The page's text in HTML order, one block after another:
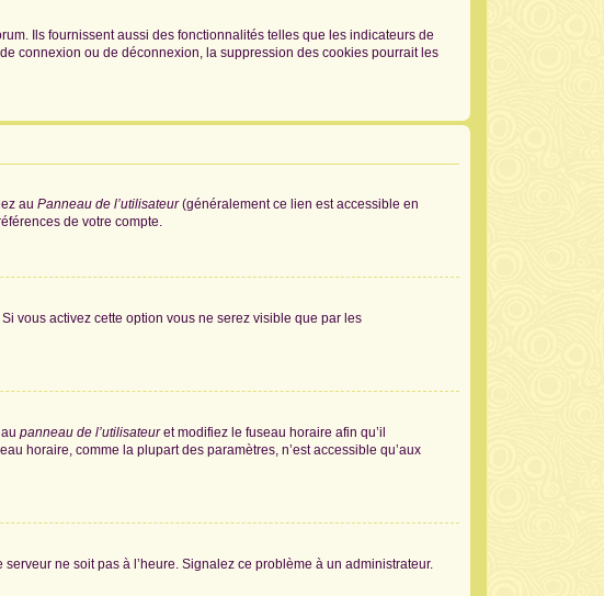
Ils fournissent aussi des fonctionnalités telles que les indicateurs de
connexion ou de déconnexion, la suppression des cookies pourrait les
au Panneau de l’utilisateur(généralement ce lien est accessible en
de votre compte.
Si vous activez cette option vous ne serez visible que par les
panneau de l’utilisateuret modifiez le fuseau horaire afin qu’il
horaire, comme la plupart des paramètres, n’est accessible qu’aux
ne soit pas à l’heure. Signalez ce problème à un administrateur.